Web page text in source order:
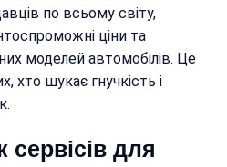
по всьому світу,
ціни та
моделей автомобілів. Це
хто шукає гнучкість і
для